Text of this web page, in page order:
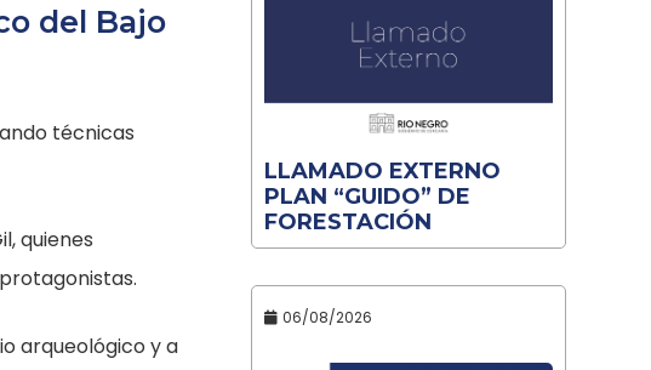
del Bajo
técnicas
quienes
arqueológico y a
LLAMADO EXTERNO
PLAN “GUIDO” DE
FORESTACIÓN
06/08/2026